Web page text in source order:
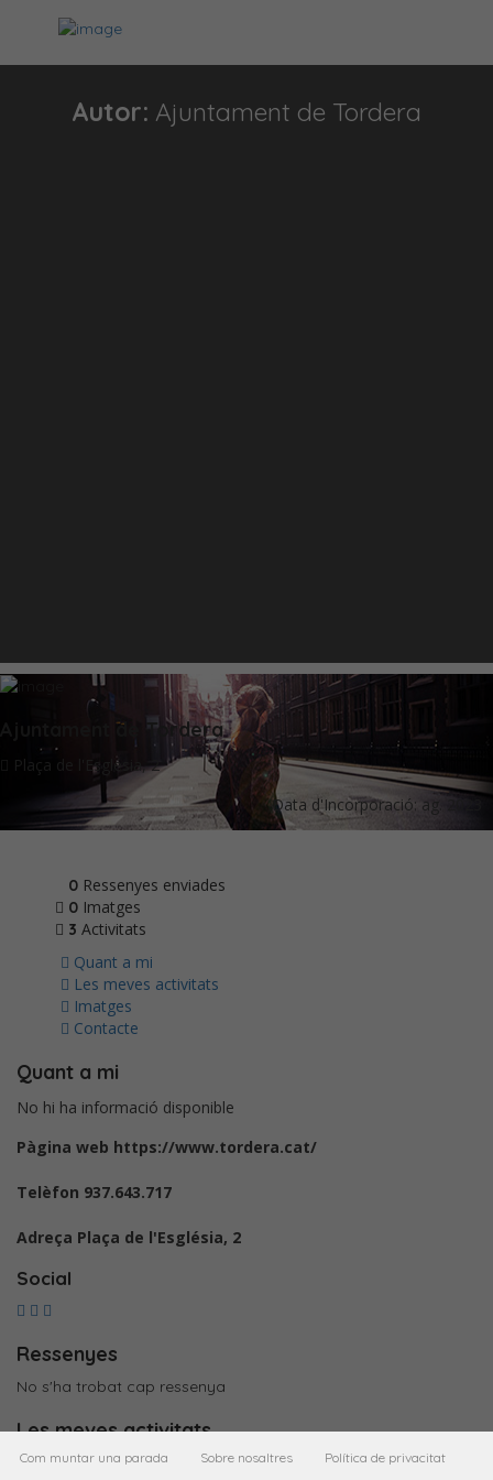
Autor: Ajuntament de Tordera
Ajuntament de Tordera
Plaça de l'Església, 2
Data d'Incorporació: ag. 2023
0 Ressenyes enviades
0 Imatges
3 Activitats
Quant a mi
Les meves activitats
Imatges
Contacte
Quant a mi
No hi ha informació disponible
Pàgina web https://www.tordera.cat/
Telèfon 937.643.717
Adreça Plaça de l'Església, 2
Social
Ressenyes
No s'ha trobat cap ressenya
Les meves activitats
Com muntar una parada Sobre nosaltres Política de privacitat